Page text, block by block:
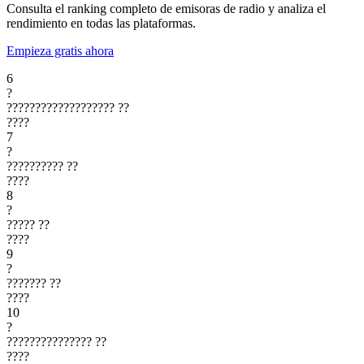
Consulta el ranking completo de emisoras de radio y analiza el
rendimiento en todas las plataformas.
Empieza gratis ahora
6
?
??????????????????? ??
????
7
?
?????????? ??
????
8
?
????? ??
????
9
?
??????? ??
????
10
?
??????????????? ??
????